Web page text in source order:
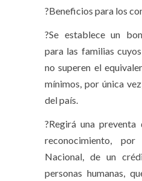
?Beneficios para los
?Se establece un
para las familias
no superen el
mínimos, por única
del país.
?Regirá una
reconocimiento,
Nacional, de un
personas humanas,